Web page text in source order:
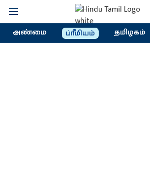
அண்மை ப்ரீமியம் தமிழகம்